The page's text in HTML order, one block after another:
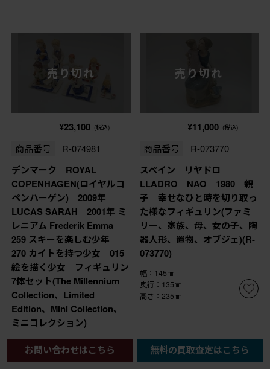
売り切れ
¥23,100 (税込)
商品番号 R-074981
デンマーク ROYAL
COPENHAGEN(ロイヤルコ
ペンハーゲン) 2009年
LUCAS SARAH 2001年 ミ
レニアム Frederik Emma
259 スキーを楽しむ少年
270 カイトを持つ少女 015
絵を描く少女 フィギュリン
7体セット(The Millennium
Collection、Limited
Edition、Mini Collection、
ミニコレクション)
幅：55㎜
奥行：55㎜
高さ：120㎜
売り切れ
¥11,000 (税込)
商品番号 R-073770
スペイン リヤドロ
LLADRO NAO 1980 親
子 幸せなひと時を切り取っ
た様なフィギュリン(ファミ
リー、家族、母、女の子、陶
器人形、置物、オブジェ)(R-
073770)
幅：145㎜
奥行：135㎜
高さ：235㎜
お問い合わせはこちら 無料の買取査定はこちら